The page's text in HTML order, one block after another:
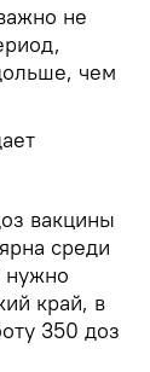
не
чем
вакцины
среди
нужно
край, в
350 доз